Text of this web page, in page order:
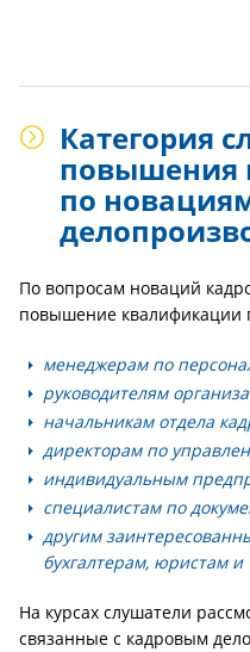
Категория
повышения
по
По вопросам новаций
повышение квалификации
менеджерам по
руководителям
начальникам отдела
директорам по
индивидуальным
специалистам по
другим
бухгалтерам, юристам и
На курсах слушатели
связанные с кадровым